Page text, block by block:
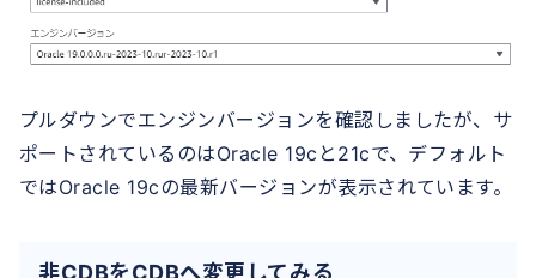
プルダウンでエンジンバージョンを確認しましたが、サ
ポートされているのはOracle 19cと21cで、デフォルト
ではOracle 19cの最新バージョンが表示されています。
非CDBをCDBへ変更してみる